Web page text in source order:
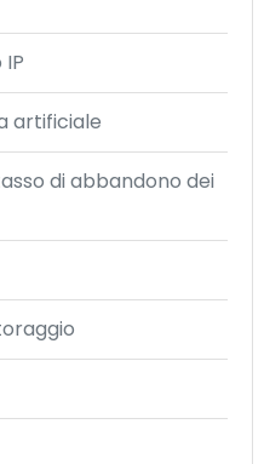
artificiale
di abbandono dei